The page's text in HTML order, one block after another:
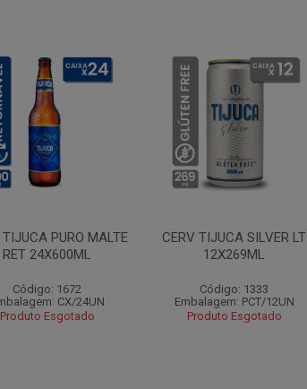
TIJUCA PURO MALTE
RET 24X600ML
Código: 1672
CX/24UN
Produto Esgotado
CERV TIJUCA SILVER LT
12X269ML
Código: 1333
Embalagem: PCT/12UN
Produto Esgotado